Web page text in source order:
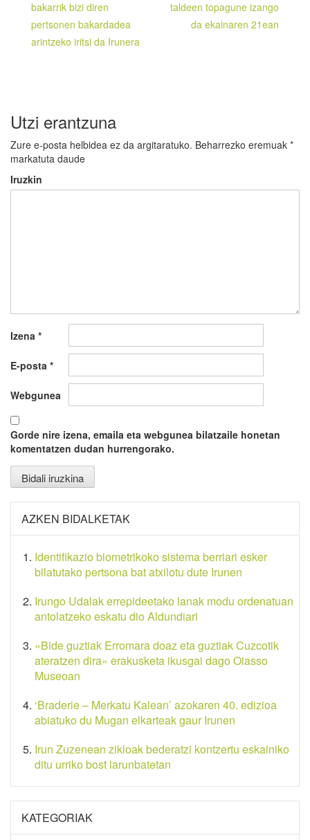
zehar
nabigatu
bakarrik bizi diren
pertsonen bakardadea
arintzeko iritsi da Irunera
taldeen topagune izango
da ekainaren 21ean
Utzi erantzuna
Zure e-posta helbidea ez da argitaratuko. Beharrezko eremuak *
markatuta daude
Iruzkin
Izena *
E-posta *
Webgunea
Gorde nire izena, emaila eta webgunea bilatzaile honetan
komentatzen dudan hurrengorako.
AZKEN BIDALKETAK
Identifikazio biometrikoko sistema berriari esker
bilatutako pertsona bat atxilotu dute Irunen
Irungo Udalak errepideetako lanak modu ordenatuan
antolatzeko eskatu dio Aldundiari
«Bide guztiak Erromara doaz eta guztiak Cuzcotik
ateratzen dira» erakusketa ikusgai dago Oiasso
Museoan
‘Braderie – Merkatu Kalean’ azokaren 40. edizioa
abiatuko du Mugan elkarteak gaur Irunen
Irun Zuzenean zikloak bederatzi kontzertu eskainiko
ditu urriko bost larunbatetan
KATEGORIAK